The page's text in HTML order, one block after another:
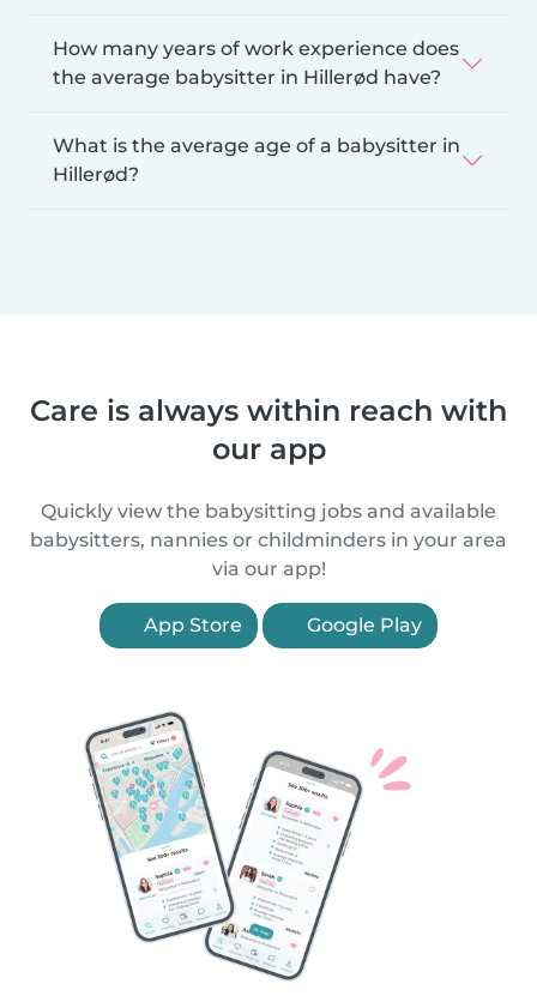
How many years of work experience does
the average babysitter in Hillerød have?
What is the average age of a babysitter in
Hillerød?
Care is always within reach with
our app
Quickly view the babysitting jobs and available
babysitters, nannies or childminders in your area
via our app!
App Store Google Play